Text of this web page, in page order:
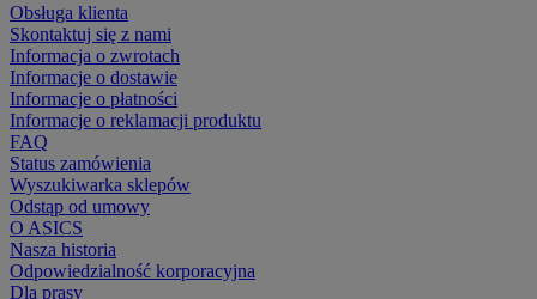
Obsługa klienta
Skontaktuj się z nami
Informacja o zwrotach
Informacje o dostawie
Informacje o płatności
Informacje o reklamacji produktu
FAQ
Status zamówienia
Wyszukiwarka sklepów
Odstąp od umowy
O ASICS
Nasza historia
Odpowiedzialność korporacyjna
Dla prasy